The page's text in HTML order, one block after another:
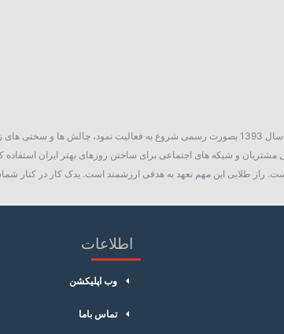
فروشگاه آنلاین یدک کار در سال 1393 بصورت رسمی شروع به فعالیت
مشتریان و شبکه های اجتماعی برای ساختن روزهای بهتر ایران
راز طلایی این مهم تعهد به هدفی ارزشمند است. یدک کار در کنار
اطلاعات
وب اپلیکشن
تماس باما